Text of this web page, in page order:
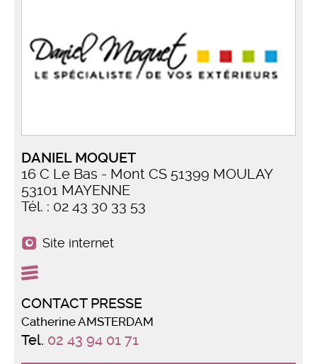
DANIEL MOQUET
16 C Le Bas - Mont CS 51399 MOULAY
53101 MAYENNE
Tél. : 02 43 30 33 53
Site internet
CONTACT PRESSE
Catherine AMSTERDAM
Tel. 02 43 94 01 71